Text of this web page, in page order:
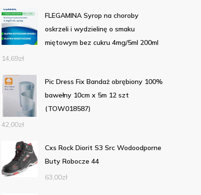
FLEGAMINA Syrop na choroby
oskrzeli i wydzielinę o smaku
miętowym bez cukru 4mg/5ml 200ml
14,69zł
Pic Dress Fix Bandaż obrębiony 100%
bawełny 10cm x 5m 12 szt
(TOW018587)
42,00zł
Cxs Rock Diorit S3 Src Wodoodporne
Buty Robocze 44
63,00zł